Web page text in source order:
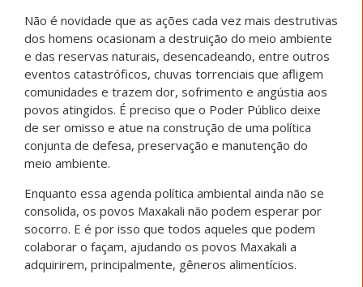
Não é novidade que as ações cada vez mais destrutivas
dos homens ocasionam a destruição do meio ambiente
e das reservas naturais, desencadeando, entre outros
eventos catastróficos, chuvas torrenciais que afligem
comunidades e trazem dor, sofrimento e angústia aos
povos atingidos. É preciso que o Poder Público deixe
de ser omisso e atue na construção de uma política
conjunta de defesa, preservação e manutenção do
meio ambiente.
Enquanto essa agenda política ambiental ainda não se
consolida, os povos Maxakali não podem esperar por
socorro. E é por isso que todos aqueles que podem
colaborar o façam, ajudando os povos Maxakali a
adquirirem, principalmente, gêneros alimentícios.